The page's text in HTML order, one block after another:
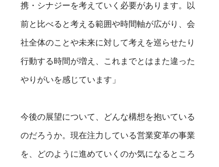
携・シナジーを考えていく必要があります。以
前と比べると考える範囲や時間軸が広がり、会
社全体のことや未来に対して考えを巡らせたり
行動する時間が増え、これまでとはまた違った
やりがいを感じています」
今後の展望について、どんな構想を抱いている
のだろうか。現在注力している営業変革の事業
を、どのように進めていくのか気になるところ